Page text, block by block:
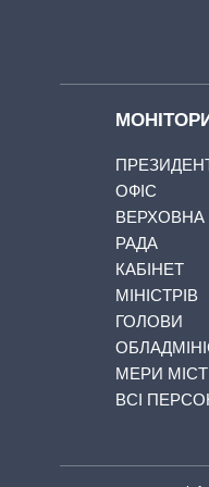
ОФІС
ВЕРХОВНА
РАДА
КАБІНЕТ
МІНІСТРІВ
ГОЛОВИ
МЕРИ МІСТ
ВСІ